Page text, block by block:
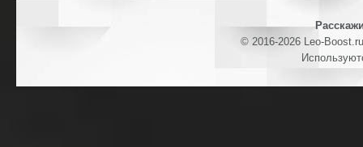
© 2016-2026 Leo-